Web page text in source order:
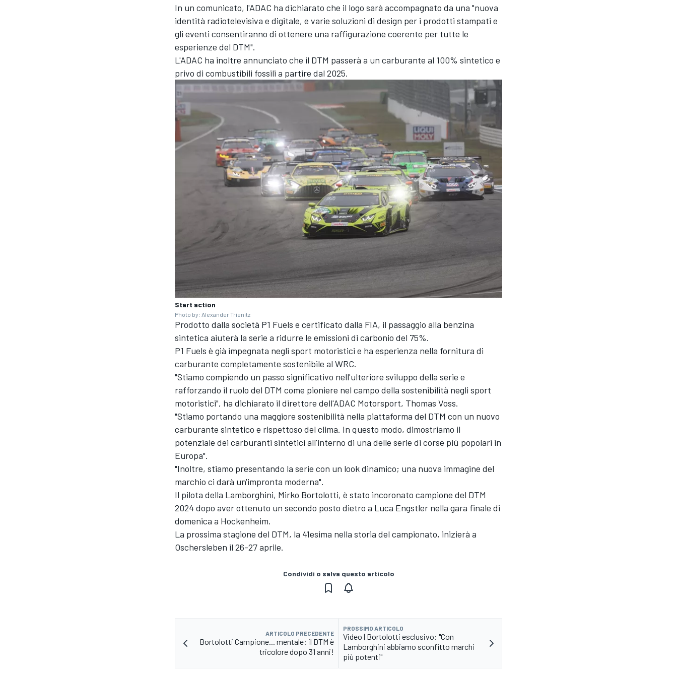
In un comunicato, l'ADAC ha dichiarato che il logo sarà accompagnato da una "nuova
identità radiotelevisiva e digitale, e varie soluzioni di design per i prodotti stampati e
gli eventi consentiranno di ottenere una raffigurazione coerente per tutte le
esperienze del DTM".
L'ADAC ha inoltre annunciato che il DTM passerà a un carburante al 100% sintetico e
privo di combustibili fossili a partire dal 2025.
Start action
Photo by: Alexander Trienitz
Prodotto dalla società P1 Fuels e certificato dalla FIA, il passaggio alla benzina
sintetica aiuterà la serie a ridurre le emissioni di carbonio del 75%.
P1 Fuels è già impegnata negli sport motoristici e ha esperienza nella fornitura di
carburante completamente sostenibile al WRC.
"Stiamo compiendo un passo significativo nell'ulteriore sviluppo della serie e
rafforzando il ruolo del DTM come pioniere nel campo della sostenibilità negli sport
motoristici", ha dichiarato il direttore dell'ADAC Motorsport, Thomas Voss.
"Stiamo portando una maggiore sostenibilità nella piattaforma del DTM con un nuovo
carburante sintetico e rispettoso del clima. In questo modo, dimostriamo il
potenziale dei carburanti sintetici all'interno di una delle serie di corse più popolari in
Europa".
"Inoltre, stiamo presentando la serie con un look dinamico; una nuova immagine del
marchio ci darà un'impronta moderna".
Il pilota della Lamborghini, Mirko Bortolotti, è stato incoronato campione del DTM
2024 dopo aver ottenuto un secondo posto dietro a Luca Engstler nella gara finale di
domenica a Hockenheim.
La prossima stagione del DTM, la 41esima nella storia del campionato, inizierà a
Oschersleben il 26-27 aprile.
Condividi o salva questo articolo
ARTICOLO PRECEDENTE
Bortolotti Campione... mentale: il DTM è
tricolore dopo 31 anni!
PROSSIMO ARTICOLO
Video | Bortolotti esclusivo: "Con
Lamborghini abbiamo sconfitto marchi
più potenti"